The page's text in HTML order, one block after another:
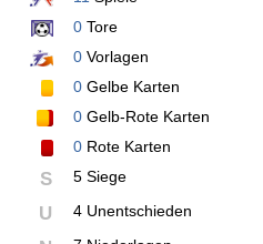
0 Tore
0 Vorlagen
0 Gelbe Karten
0 Gelb-Rote Karten
0 Rote Karten
S 5 Siege
U 4 Unentschieden